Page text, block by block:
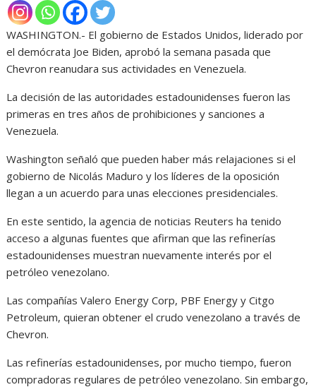
WASHINGTON.- El gobierno de Estados Unidos, liderado por
el demócrata Joe Biden, aprobó la semana pasada que
Chevron reanudara sus actividades en Venezuela.
La decisión de las autoridades estadounidenses fueron las
primeras en tres años de prohibiciones y sanciones a
Venezuela.
Washington señaló que pueden haber más relajaciones si el
gobierno de Nicolás Maduro y los líderes de la oposición
llegan a un acuerdo para unas elecciones presidenciales.
En este sentido, la agencia de noticias Reuters ha tenido
acceso a algunas fuentes que afirman que las refinerías
estadounidenses muestran nuevamente interés por el
petróleo venezolano.
Las compañías Valero Energy Corp, PBF Energy y Citgo
Petroleum, quieran obtener el crudo venezolano a través de
Chevron.
Las refinerías estadounidenses, por mucho tiempo, fueron
compradoras regulares de petróleo venezolano. Sin embargo,